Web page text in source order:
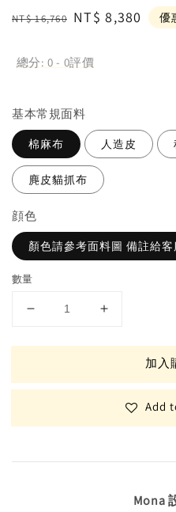
Regular
NT$ 16,760 Sale
NT$ 8,380 優
總分:0 - 0評價
基本常規面料
棉麻布 人造皮
麂皮貓抓布
顔色
顏色請參考面料圖 備註給客
數量
加入
Add
Mona